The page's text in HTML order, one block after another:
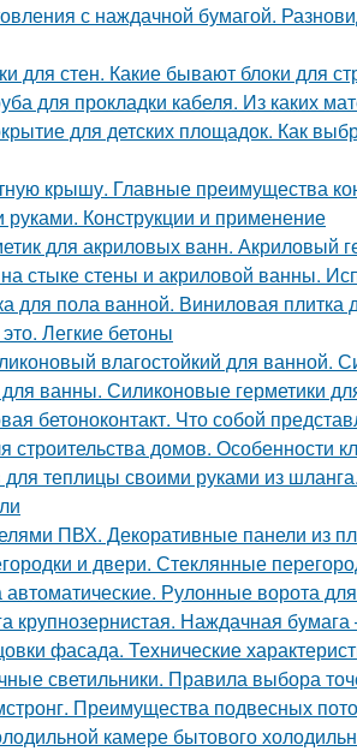
с наждачной бумагой.
для стен. Какие бывают блоки для
для прокладки кабеля. Из каких
для детских площадок. Как
крышу. Главные преимущества
Конструкции и применение
для акриловых ванн. Акриловый
стыке стены и акриловой ванны.
для пола ванной. Виниловая
Легкие бетоны
влагостойкий для ванной.
ванны. Силиконовые герметики
бетоноконтакт. Что собой
строительства домов. Особенности
теплицы своими руками из
ПВХ. Декоративные панели из
и двери. Стеклянные
Рулонные ворота
крупнозернистая. Наждачная
фасада. Технические
светильники. Правила выбора
Преимущества подвесных
камере бытового